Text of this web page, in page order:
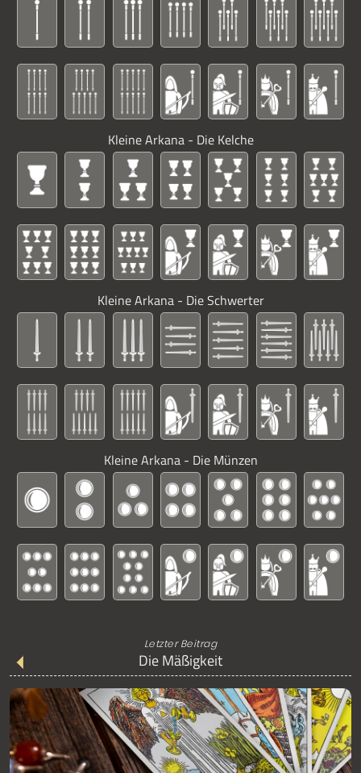
Kleine Arkana - Die Kelche
Kleine Arkana - Die Schwerter
Kleine Arkana - Die Münzen
Letzter Beitrag
Die Mäßigkeit